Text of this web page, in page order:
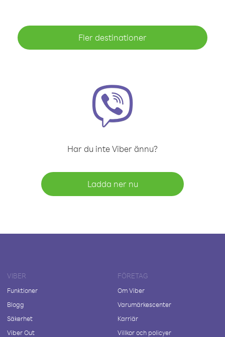
Fler destinationer
Har du inte Viber ännu?
Ladda ner nu
VIBER
Funktioner
Blogg
Säkerhet
Viber Out
FÖRETAG
Om Viber
Varumärkescenter
Karriär
Villkor och policyer